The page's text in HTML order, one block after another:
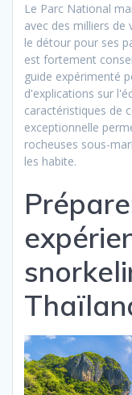
Le Parc National
avec des milliers
le détour pour ses
est fortement
guide expérimenté
d'explications sur
caractéristiques de
exceptionnelle
rocheuses sous-
les habite.